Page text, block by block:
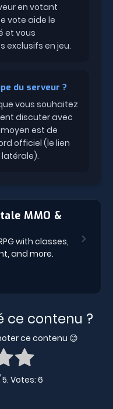
en votant
vote aide le
et vous
exclusifs en jeu.
du serveur ?
vous souhaitez
discuter avec
est de
officiel (le lien
MMO &
with classes,
and more.
ce contenu ?
ce contenu 😊
5. Votes: 6